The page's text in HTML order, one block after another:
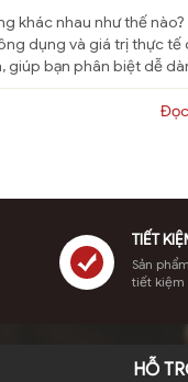
khác nhau như thế nào?
dụng và giá trị thực tế
giúp bạn phân biệt dễ
là những loại gỗ hương
tâm […]
TIẾT
Sản
tiết kiệm
HỖ